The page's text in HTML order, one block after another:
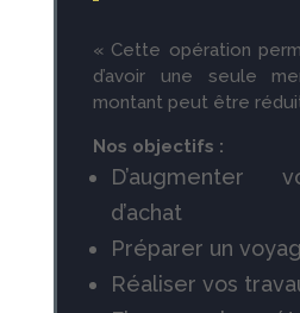
« Cette opération
d’avoir une seule
montant peut être
Nos objectifs :
D’augmenter
d’achat
Préparer un
Réaliser vos